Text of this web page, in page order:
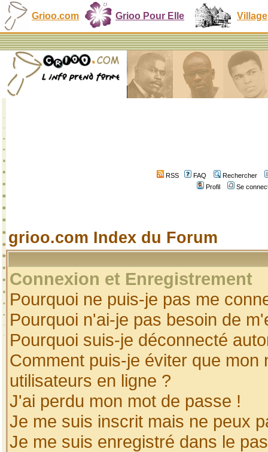
Grioo.com Grioo Pour Elle Village
RSS FAQ
Rechercher
Profil
Se
grioo.com Index du Forum
Connexion et Enregistrement
Pourquoi ne puis-je pas me
Pourquoi n'ai-je pas besoin de
Pourquoi suis-je déconnecté
Comment puis-je éviter que
utilisateurs en ligne ?
J'ai perdu mon mot de passe !
Je me suis inscrit mais ne peux
Je me suis enregistré dans le